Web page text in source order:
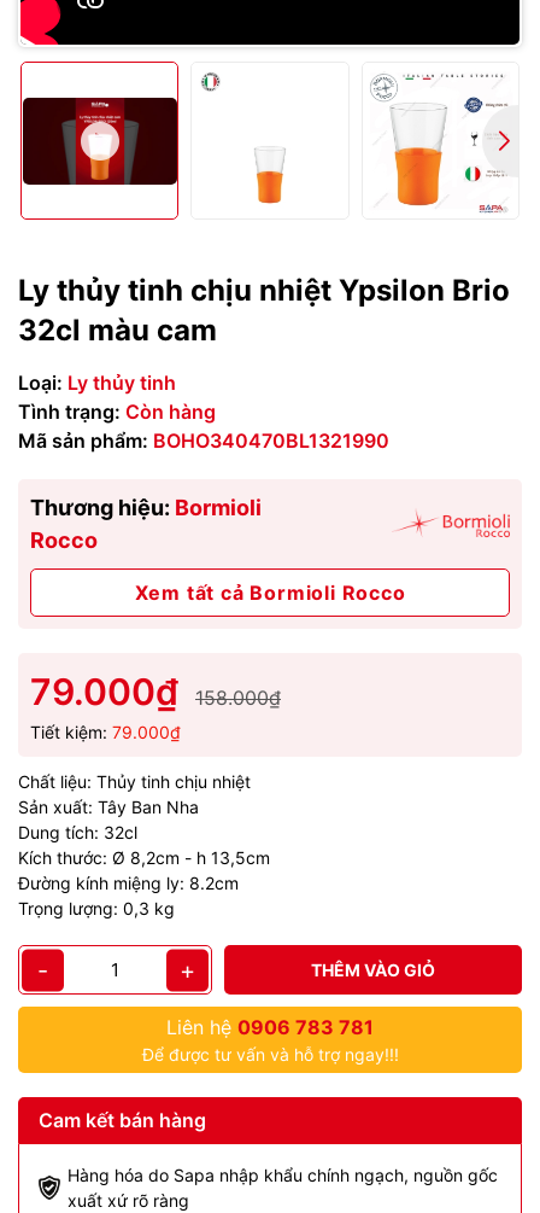
Ly thủy tinh chịu nhiệt Ypsilon Brio
32cl màu cam
Loại: Ly thủy tinh
Tình trạng: Còn hàng
Mã sản phẩm: BOHO340470BL1321990
Thương hiệu: Bormioli
Rocco
Xem tất cả Bormioli Rocco
79.000₫ 158.000₫
Tiết kiệm: 79.000₫
Chất liệu: Thủy tinh chịu nhiệt
Sản xuất: Tây Ban Nha
Dung tích: 32cl
Kích thước: Ø 8,2cm - h 13,5cm
Đường kính miệng ly: 8.2cm
Trọng lượng: 0,3 kg
- + THÊM VÀO GIỎ
Liên hệ 0906 783 781
Để được tư vấn và hỗ trợ ngay!!!
Cam kết bán hàng
Hàng hóa do Sapa nhập khẩu chính ngạch, nguồn gốc
xuất xứ rõ ràng